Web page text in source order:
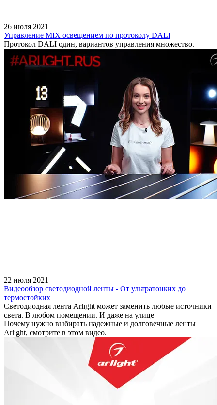
26 июля 2021
Управление MIX освещением по протоколу DALI
Протокол DALI один, вариантов управления множество.
22 июля 2021
Видеообзор светодиодной ленты - От ультратонких до
термостойких
Светодиодная лента Arlight может заменить любые источники
света. В любом помещении. И даже на улице.
Почему нужно выбирать надежные и долговечные ленты
Arlight, смотрите в этом видео.